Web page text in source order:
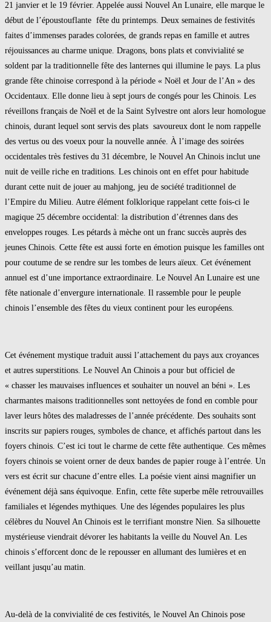
21 janvier et le 19 février. Appelée aussi Nouvel An Lunaire, elle marque le
début de l’époustouflante fête du printemps. Deux semaines de festivités
faites d’immenses parades colorées, de grands repas en famille et autres
réjouissances au charme unique. Dragons, bons plats et convivialité se
soldent par la traditionnelle fête des lanternes qui illumine le pays. La plus
grande fête chinoise correspond à la période « Noël et Jour de l’An » des
Occidentaux. Elle donne lieu à sept jours de congés pour les Chinois. Les
réveillons français de Noël et de la Saint Sylvestre ont alors leur homologue
chinois, durant lequel sont servis des plats savoureux dont le nom rappelle
des vertus ou des voeux pour la nouvelle année. À l’image des soirées
occidentales très festives du 31 décembre, le Nouvel An Chinois inclut une
nuit de veille riche en traditions. Les chinois ont en effet pour habitude
durant cette nuit de jouer au mahjong, jeu de société traditionnel de
l’Empire du Milieu. Autre élément folklorique rappelant cette fois-ci le
magique 25 décembre occidental: la distribution d’étrennes dans des
enveloppes rouges. Les pétards à mèche ont un franc succès auprès des
jeunes Chinois. Cette fête est aussi forte en émotion puisque les familles ont
pour coutume de se rendre sur les tombes de leurs aïeux. Cet événement
annuel est d’une importance extraordinaire. Le Nouvel An Lunaire est une
fête nationale d’envergure internationale. Il rassemble pour le peuple
chinois l’ensemble des fêtes du vieux continent pour les européens.
Cet événement mystique traduit aussi l’attachement du pays aux croyances
et autres superstitions. Le Nouvel An Chinois a pour but officiel de
« chasser les mauvaises influences et souhaiter un nouvel an béni ». Les
charmantes maisons traditionnelles sont nettoyées de fond en comble pour
laver leurs hôtes des maladresses de l’année précédente. Des souhaits sont
inscrits sur papiers rouges, symboles de chance, et affichés partout dans les
foyers chinois. C’est ici tout le charme de cette fête authentique. Ces mêmes
foyers chinois se voient orner de deux bandes de papier rouge à l’entrée. Un
vers est écrit sur chacune d’entre elles. La poésie vient ainsi magnifier un
événement déjà sans équivoque. Enfin, cette fête superbe mêle retrouvailles
familiales et légendes mythiques. Une des légendes populaires les plus
célèbres du Nouvel An Chinois est le terrifiant monstre Nien. Sa silhouette
mystérieuse viendrait dévorer les habitants la veille du Nouvel An. Les
chinois s’efforcent donc de le repousser en allumant des lumières et en
veillant jusqu’au matin.
Au-delà de la convivialité de ces festivités, le Nouvel An Chinois pose